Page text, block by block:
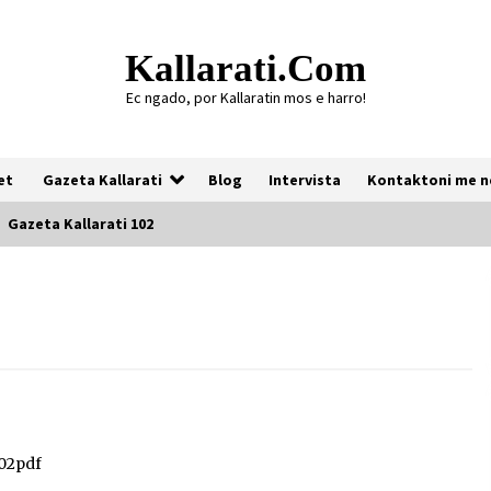
Kallarati.com
Ec ngado, por Kallaratin mos e harro!
Gazeta Kallarati Blog Intervista Kontaktoni me
Gazeta Kallarati 102